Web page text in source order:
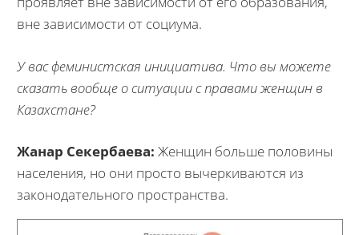
вне зависимости от социума.
У вас феминистская инициатива. Что вы можете
сказать вообще о ситуации с правами женщин в
Казахстане?
Жанар Секербаева: Женщин больше половины
населения, но они просто вычеркиваются из
законодательного пространства.